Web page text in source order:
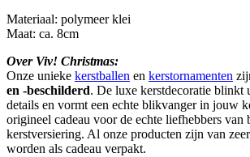
Materiaal: polymeer klei
Maat: ca. 8cm
Over Viv! Christmas:
Onze unieke kerstballen en kerstornamenten
en -beschilderd. De luxe kerstdecoratie blinkt
details en vormt een echte blikvanger in jouw
origineel cadeau voor de echte liefhebbers van
kerstversiering. Al onze producten zijn van
worden als cadeau verpakt.